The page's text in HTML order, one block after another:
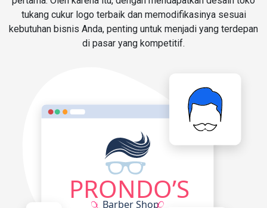
tukang cukur logo terbaik dan memodifikasinya sesuai
kebutuhan bisnis Anda, penting untuk menjadi yang terdepan
di pasar yang kompetitif.